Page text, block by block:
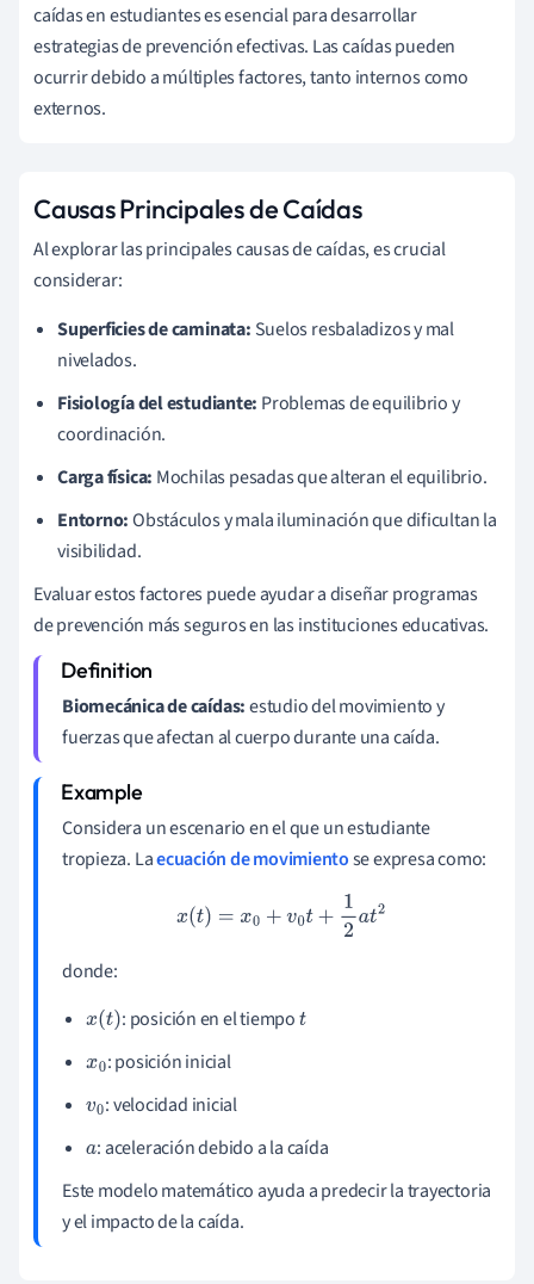
caídas en estudiantes es esencial para desarrollar
estrategias de prevención efectivas. Las caídas pueden
ocurrir debido a múltiples factores, tanto internos como
externos.
Causas Principales de Caídas
Al explorar las principales causas de caídas, es crucial
considerar:
Superficies de caminata: Suelos resbaladizos y mal
nivelados.
Fisiología del estudiante: Problemas de equilibrio y
coordinación.
Carga física: Mochilas pesadas que alteran el equilibrio.
Entorno:Obstáculos y mala iluminación que dificultan la
visibilidad.
Evaluar estos factores puede ayudar a diseñar programas
de prevención más seguros en las instituciones educativas.
Biomecánica de caídas:estudio del movimiento y
fuerzas que afectan al cuerpo durante una caída.
Considera un escenario en el que un estudiante
tropieza. Laecuación de movimientose expresa como:
x(t) =x0 +v0t+12a 2
donde:
x(t) : posición en el tiempot
x0 : posición inicial
v0: velocidad inicial
a: aceleración debido a la caída
Este modelo matemático ayuda a predecir la trayectoria
y el impacto de la caída.